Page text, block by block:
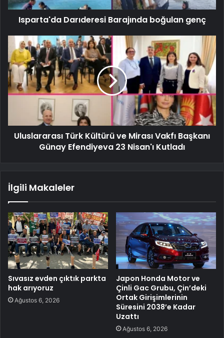
Isparta'da Darıderesi Barajında ​​boğulan genç
Uluslararası Türk Kültürü ve Mirası Vakfı Başkanı
Günay Efendiyeva 23 Nisan'ı Kutladı
İlgili Makaleler
Sıvasız evden çıktık parkta
hak arıyoruz
Ağustos 6, 2026
Japon Honda Motor ve
Çinli Gac Grubu, Çin’deki
Ortak Girişimlerinin
Süresini 2038’e Kadar
Uzattı
Ağustos 6, 2026